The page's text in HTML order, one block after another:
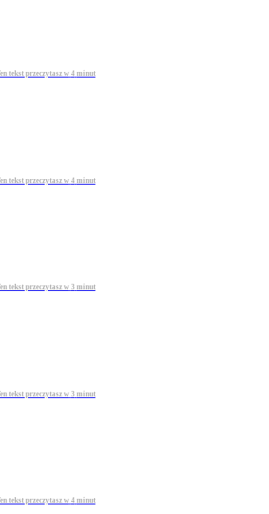
tekst przeczytasz w 4 minut
tekst przeczytasz w 4 minut
tekst przeczytasz w 3 minut
tekst przeczytasz w 3 minut
tekst przeczytasz w 4 minut